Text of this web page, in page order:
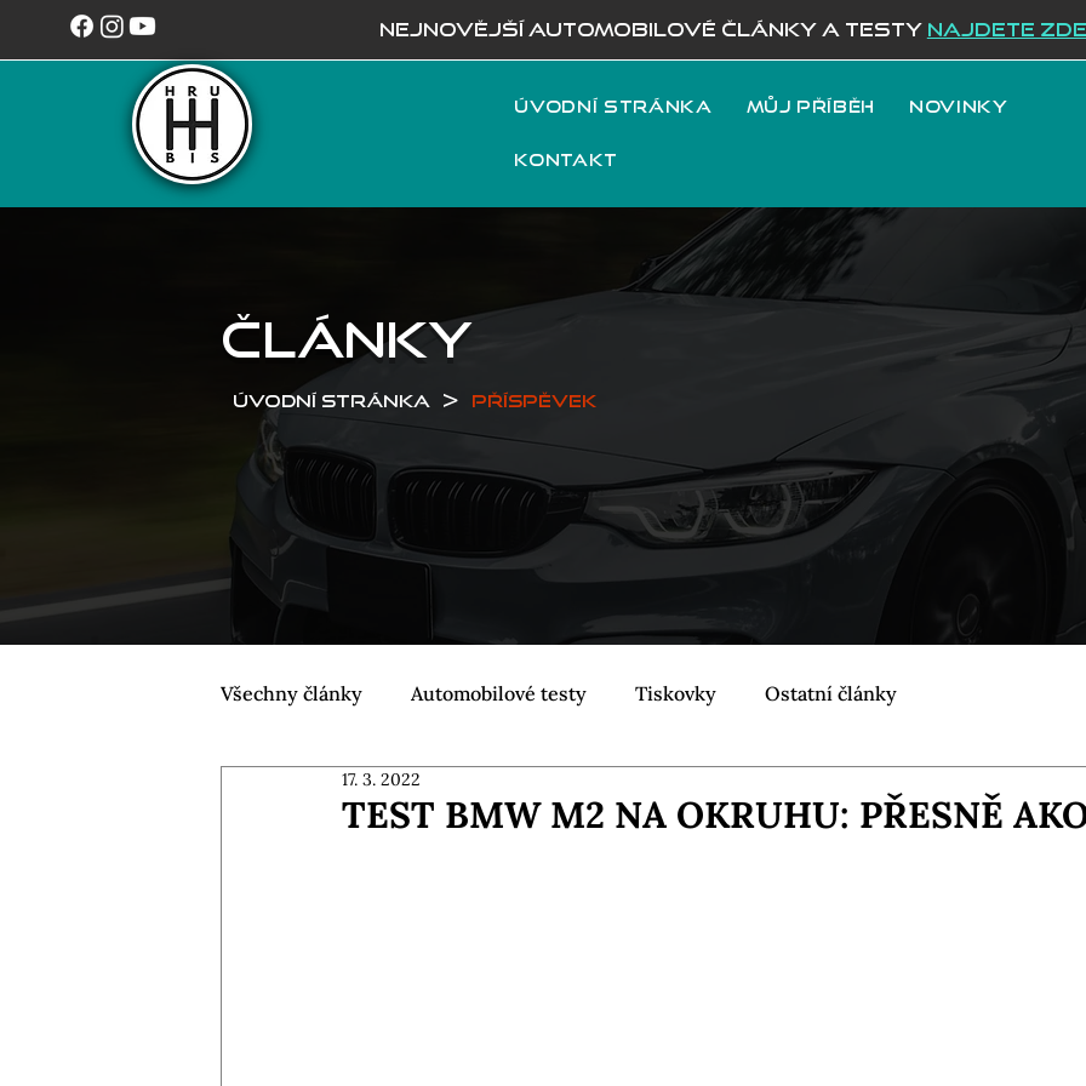
NEJNOVĚJŠÍ AUTOMOBILOVÉ ČLÁNKY A TESTY NAJDETE ZDE
Úvodní stránka Můj příběh Novinky
Kontakt
ČLÁNKY
Úvodní stránka > Příspěvek
Všechny články Automobilové testy Tiskovky Ostatní články
TEST BMW M2 NA OKRUHU: PŘESNĚ
17. 3. 2022